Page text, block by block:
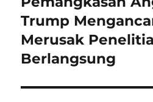
post:
Trump
Merusak
Berlangsung